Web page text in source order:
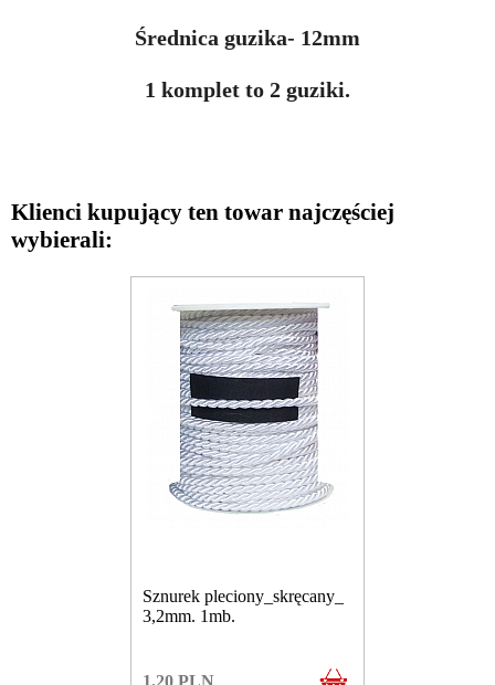
Średnica guzika- 12mm
1 komplet to 2 guziki.
Klienci kupujący ten towar najczęściej
wybierali:
Sznurek pleciony_skręcany_
3,2mm. 1mb.
1.20 PLN